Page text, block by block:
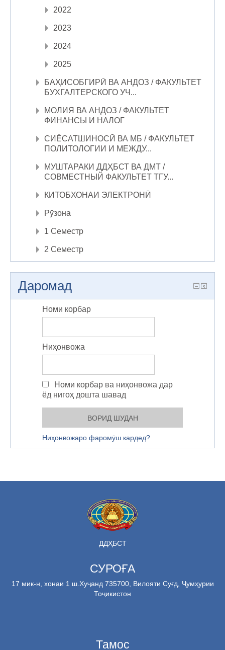
2022
2023
2024
2025
БАҲИСОБГИРӢ ВА АНДОЗ / ФАКУЛЬТЕТ
БУХГАЛТЕРСКОГО УЧ...
МОЛИЯ ВА АНДОЗ / ФАКУЛЬТЕТ
ФИНАНСЫ И НАЛОГ
СИЁСАТШИНОСӢ ВА МБ / ФАКУЛЬТЕТ
ПОЛИТОЛОГИИ И МЕЖДУ...
МУШТАРАКИ ДДҲБСТ ВА ДМТ /
СОВМЕСТНЫЙ ФАКУЛЬТЕТ ТГУ...
КИТОБХОНАИ ЭЛЕКТРОНӢ
Рӯзона
1 Семестр
2 Семестр
Даромад
Номи корбар
Ниҳонвожа
Номи корбар ва ниҳонвожа дар
ёд нигоҳ дошта шавад
Ниҳонвожаро фаромӯш кардед?
ДДҲБСТ
СУРОҒА
17 мик-н, хонаи 1 ш.Хуҷанд 735700, Вилояти Суғд, Ҷумҳурии
Тоҷикистон
Тамос